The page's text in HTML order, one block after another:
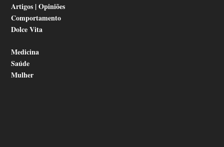
Artigos | Opiniões
Comportamento
Dolce Vita
Medicina
Saúde
Mulher